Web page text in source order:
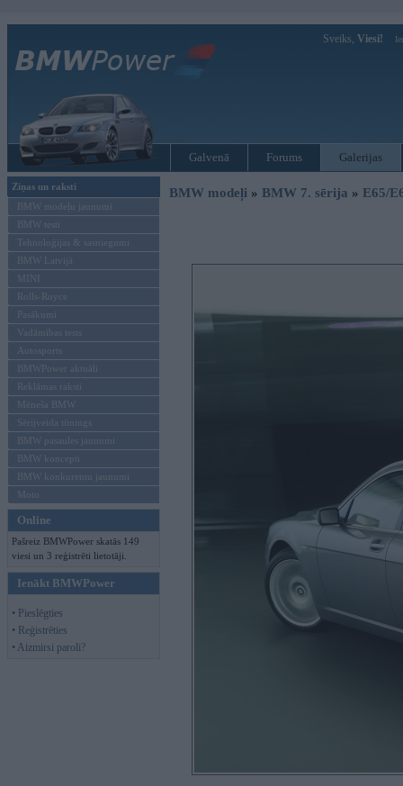
Sveiks, Viesi!
Galvenā Forums Galerijas
Ziņas un raksti
BMW modeļu jaunumi
BMW testi
Tehnoloģijas & sasniegumi
BMW Latvijā
MINI
Rolls-Royce
Pasākumi
Vadāmības tests
Autosports
BMWPower aktuāli
Reklāmas raksti
Mēneša BMW
Sērijveida tūnings
BMW pasaules jaunumi
BMW koncepti
BMW konkurentu jaunumi
Moto
Online
Pašreiz BMWPower skatās 149
viesi un 3 reģistrēti lietotāji.
Ienākt BMWPower
• Pieslēgties
• Reģistrēties
• Aizmirsi paroli?
BMW modeļi » BMW 7. sērija » E65/